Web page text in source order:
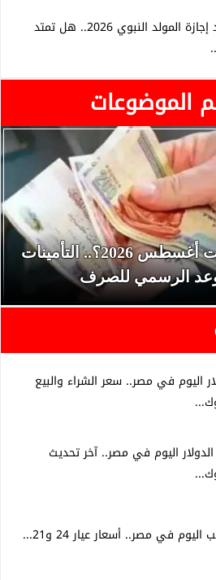
موعد إجازة المولد النبوي 2026.. هل تمتد
الموضوعات
متى تصرف معاشات أغسطس 2026؟.. التأمينات
الرسمي للصرف
اليوم في مصر.. سعر الشراء والبيع
اليوم في مصر.. آخر تحديث
اليوم في مصر.. أسعار عيار 24 و21...